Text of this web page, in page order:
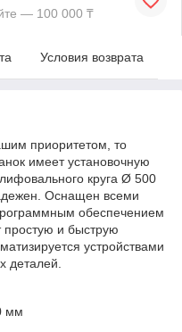
— 100 000 ₸
Условия возврата
приоритетом, то
имеет установочную
круга Ø 500
Оснащен всеми
обеспечением
простую и быструю
устройствами
деталей.
мм